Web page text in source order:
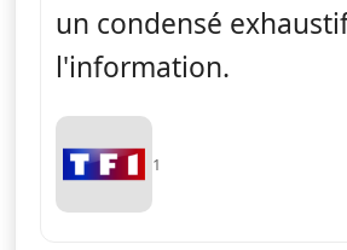
un condensé
l'information.
1